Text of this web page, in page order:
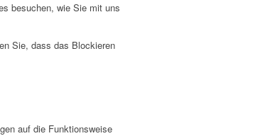
besuchen, wie Sie mit uns
Sie, dass das Blockieren
auf die Funktionsweise